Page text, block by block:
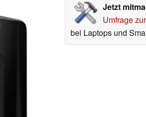
Jetzt
Umfrage
bei Laptops und